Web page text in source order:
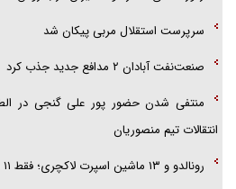
سرپرست استقلال مربی پیکان شد
صنعت‌نفت آبادان ۲ مدافع جدید جذب کرد
منتفی شدن حضور پور علی گنجی در
انتقالات تیم منصوریان
رونالدو و ۱۳ ماشین اسپرت لاکچری؛ فقط ۱۱ میلیون یورو ناقابل